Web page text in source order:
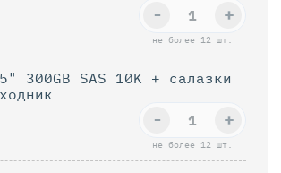
не более 12 шт.
+
-
300GB SAS 10K + салазки
не более 12 шт.
+
-